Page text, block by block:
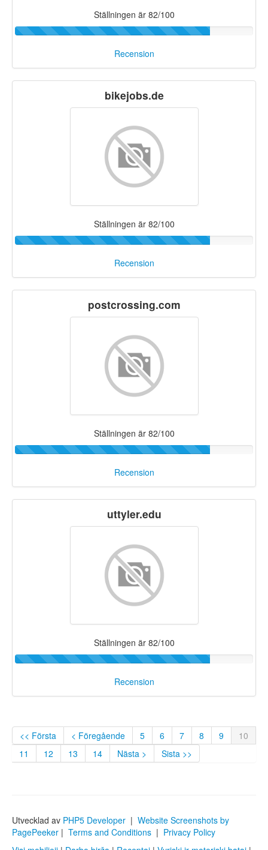
Ställningen är 82/100
Recension
bikejobs.de
Ställningen är 82/100
Recension
postcrossing.com
Ställningen är 82/100
Recension
uttyler.edu
Ställningen är 82/100
Recension
<< Första < Föregående 5 6 7 8 9
10
11
12 13 14 Nästa > Sista >>
Utvecklad av PHP5 Developer | Website Screenshots by
PagePeeker | Terms and Conditions | Privacy Policy